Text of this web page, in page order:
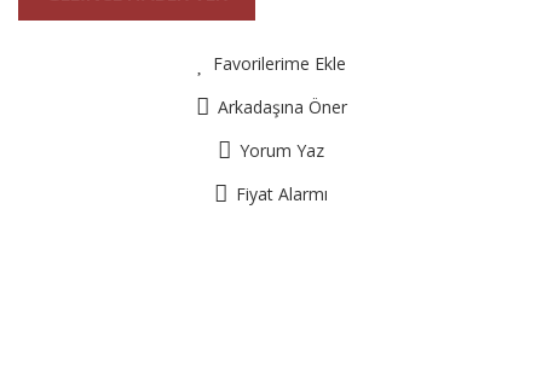
Favorilerime Ekle
Arkadaşına Öner
Yorum Yaz
Fiyat Alarmı